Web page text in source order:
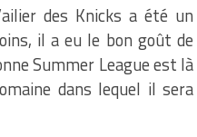
des Knicks a été un
il a eu le bon goût de
Summer League est là
dans lequel il sera